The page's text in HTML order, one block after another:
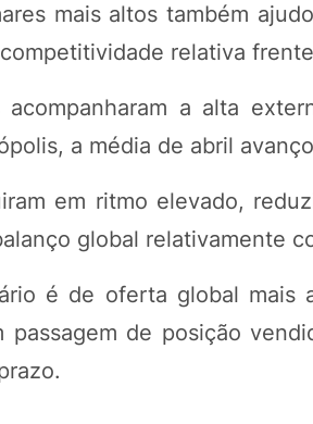
mais altos também
relativa
a alta
a média de abril
em ritmo elevado,
global relativamente
é de oferta global mais
passagem de posição